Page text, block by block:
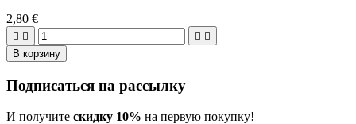
2,80 €
   
В корзину
Подписаться на рассылку
И получите скидку 10% на первую покупку!